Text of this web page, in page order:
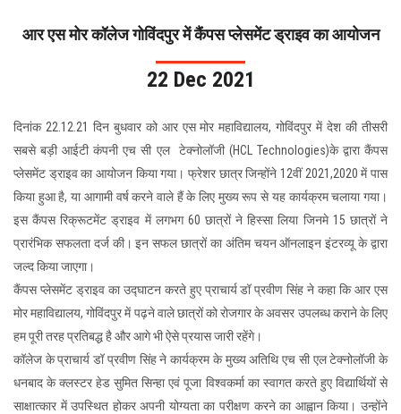
DOCUMENTS
NIRF
AISHE
CONTACT
आर एस मोर कॉलेज गोविंदपुर में कैंपस प्लेसमेंट ड्राइव का आयोजन
22 Dec 2021
दिनांक 22.12.21 दिन बुधवार को आर एस मोर महाविद्यालय, गोविंदपुर में देश की तीसरी
सबसे बड़ी आईटी कंपनी एच सी एल टेक्नोलॉजी (HCL Technologies)के द्वारा कैंपस
प्लेसमेंट ड्राइव का आयोजन किया गया। फ्रेशर छात्र जिन्होंने 12वीं 2021,2020 में पास
किया हुआ है, या आगामी वर्ष करने वाले हैं के लिए मुख्य रूप से यह कार्यक्रम चलाया गया।
इस कैंपस रिक्रूटमेंट ड्राइव में लगभग 60 छात्रों ने हिस्सा लिया जिनमे 15 छात्रों ने
प्रारंभिक सफलता दर्ज की। इन सफल छात्रों का अंतिम चयन ऑनलाइन इंटरव्यू के द्वारा
जल्द किया जाएगा।
कैंपस प्लेसमेंट ड्राइव का उद्घाटन करते हुए प्राचार्य डॉ प्रवीण सिंह ने कहा कि आर एस
मोर महाविद्यालय, गोविंदपुर में पढ़ने वाले छात्रों को रोजगार के अवसर उपलब्ध कराने के लिए
हम पूरी तरह प्रतिबद्ध है और आगे भी ऐसे प्रयास जारी रहेंगे।
कॉलेज के प्राचार्य डॉ प्रवीण सिंह ने कार्यक्रम के मुख्य अतिथि एच सी एल टेक्नोलॉजी के
धनबाद के क्लस्टर हेड सुमित सिन्हा एवं पूजा विश्वकर्मा का स्वागत करते हुए विद्यार्थियों से
साक्षात्कार में उपस्थित होकर अपनी योग्यता का परीक्षण करने का आह्वान किया। उन्होंने